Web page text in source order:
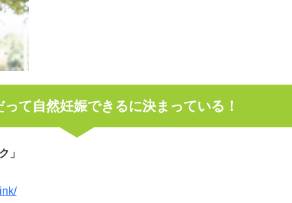
って自然妊娠できるに決まっている！
」